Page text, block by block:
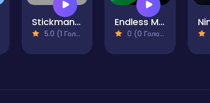
Stickman Broken Bones io
5.0 (1 Голосів)
Endless Maze
0 (0 Голосів)